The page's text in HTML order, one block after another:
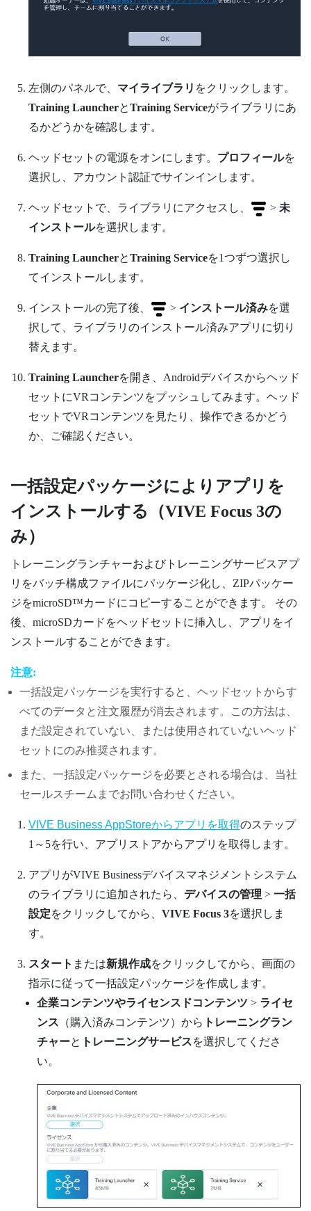
左側のパネルで、 マイライブラリ をクリックします。
Training LauncherとTraining Serviceがライブラリにあ
るかどうかを確認します。
ヘッドセットの電源をオンにします。 プロフィールを
選択し、アカウント認証でサインインします。
ヘッドセットで、 ライブラリ にアクセスし、 > 未
インストールを選択します。
Training LauncherとTraining Serviceを1つずつ選択し
てインストールします。
インストールの完了後、 > インストール済みを選
択して、ライブラリのインストール済みアプリに切り
替えます。
Training Launcherを開き、 Androidデバイスからヘッド
セットにVRコンテンツをプッシュしてみます。ヘッド
セットでVRコンテンツを見たり、操作できるかどう
か、ご確認ください。
一括設定パッケージによりアプリを
インストールする（VIVE Focus 3の
み）
トレーニングランチャーおよびトレーニングサービスアプ
リをバッチ構成ファイルにパッケージ化し、ZIPパッケー
ジをmicroSD™カードにコピーすることができます。 その
後、 microSDカードをヘッドセットに挿入し、アプリをイ
ンストールすることができます。
注意:
一括設定パッケージを実行すると、ヘッドセットからす
べてのデータと注文履歴が消去されます。この方法は、
まだ設定されていない、または使用されていないヘッド
セットにのみ推奨されます。
また、一括設定パッケージを必要とされる場合は、当社
セールスチームまでお問い合わせください。
VIVE Business AppStoreからアプリを取得のステップ
1～5を行い、アプリストアからアプリを取得します。
アプリがVIVE Businessデバイスマネジメントシステム
のライブラリに追加されたら、 デバイスの管理 > 一括
設定をクリックしてから、 VIVE Focus 3を選択しま
す。
スタート または新規作成をクリックしてから、画面の
指示に従って一括設定パッケージを作成します。
企業コンテンツやライセンスドコンテンツ > ライセ
ンス （購入済みコンテンツ）から トレーニングラン
チャーと トレーニングサービスを選択してくださ
い。